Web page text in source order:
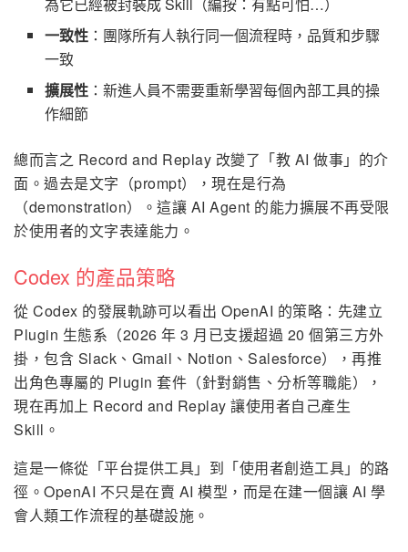
一致性 ：團隊所有人執行同一個流程時，品質和步驟
一致
擴展性 ：新進人員不需要重新學習每個內部工具的操
作細節
總而言之 Record and Replay 改變了「教 AI 做事」的介
面。過去是文字（prompt），現在是行為
（demonstration）。這讓 AI Agent 的能力擴展不再受限
於使用者的文字表達能力。
Codex 的產品策略
從 Codex 的發展軌跡可以看出 OpenAI 的策略：先建立
Plugin 生態系（2026 年 3 月已支援超過 20 個第三方外
掛，包含 Slack、Gmail、Notion、Salesforce），再推
出角色專屬的 Plugin 套件（針對銷售、分析等職能），
現在再加上 Record and Replay 讓使用者自己產生
Skill。
這是一條從「平台提供工具」到「使用者創造工具」的路
徑。OpenAI 不只是在賣 AI 模型，而是在建一個讓 AI 學
會人類工作流程的基礎設施。